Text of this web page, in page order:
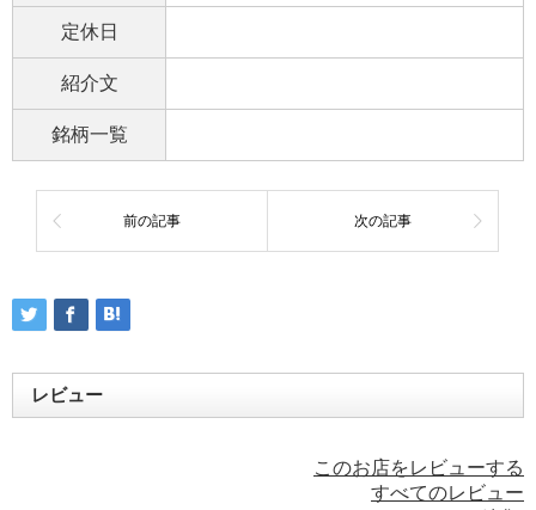
定休日
紹介文
銘柄一覧
前の記事 次の記事
レビュー
このお店をレビューする
すべてのレビュー